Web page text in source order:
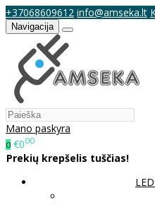
+37068609612 info@amseka.lt
Navigacija
Mano paskyra
0 €000
Prekių krepšelis tuščias!